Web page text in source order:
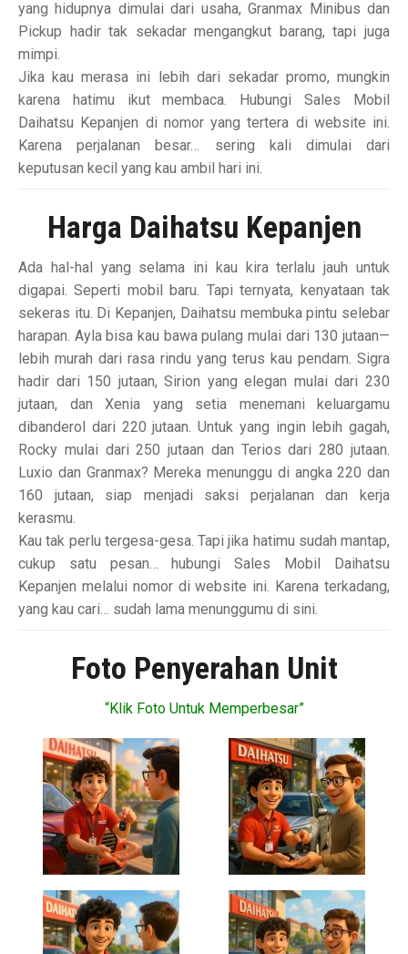
yang hidupnya dimulai dari usaha, Granmax Minibus dan
Pickup hadir tak sekadar mengangkut barang, tapi juga
mimpi.
Jika kau merasa ini lebih dari sekadar promo, mungkin
karena hatimu ikut membaca. Hubungi Sales Mobil
Daihatsu Kepanjen di nomor yang tertera di website ini.
Karena perjalanan besar… sering kali dimulai dari
keputusan kecil yang kau ambil hari ini.
Harga Daihatsu Kepanjen
Ada hal-hal yang selama ini kau kira terlalu jauh untuk
digapai. Seperti mobil baru. Tapi ternyata, kenyataan tak
sekeras itu. Di Kepanjen, Daihatsu membuka pintu selebar
harapan. Ayla bisa kau bawa pulang mulai dari 130 jutaan—
lebih murah dari rasa rindu yang terus kau pendam. Sigra
hadir dari 150 jutaan, Sirion yang elegan mulai dari 230
jutaan, dan Xenia yang setia menemani keluargamu
dibanderol dari 220 jutaan. Untuk yang ingin lebih gagah,
Rocky mulai dari 250 jutaan dan Terios dari 280 jutaan.
Luxio dan Granmax? Mereka menunggu di angka 220 dan
160 jutaan, siap menjadi saksi perjalanan dan kerja
kerasmu.
Kau tak perlu tergesa-gesa. Tapi jika hatimu sudah mantap,
cukup satu pesan… hubungi Sales Mobil Daihatsu
Kepanjen melalui nomor di website ini. Karena terkadang,
yang kau cari… sudah lama menunggumu di sini.
Foto Penyerahan Unit
“Klik Foto Untuk Memperbesar”